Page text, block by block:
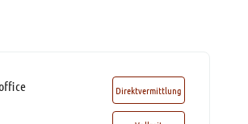
Direktvermittlung